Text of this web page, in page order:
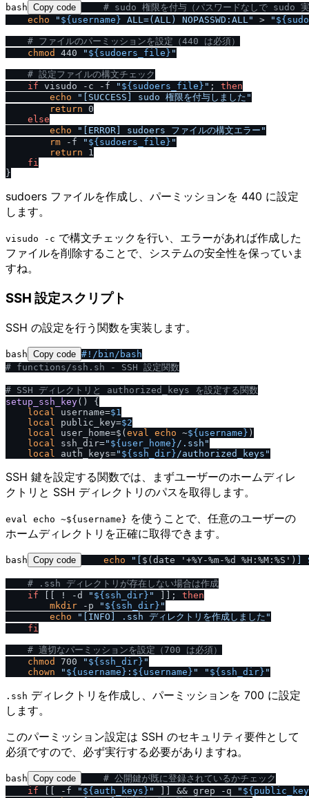
bash Copy code
# sudo 権限を付与（パスワードなしで sudo
echo
" ${username} ALL=(ALL) NOPASSWD:ALL" > "
# ファイルのパーミッションを設定（440 は必須）
chmod
440 " ${sudoers_file} "
# 設定ファイルの構文チェック
if visudo -c -f " ${sudoers_file} " ; then
echo
"[SUCCESS] sudo 権限を付与しました"
return 0
else
echo
"[ERROR] sudoers ファイルの構文エラー"
rm -f " ${sudoers_file} "
return 1
fi
sudoers ファイルを作成し、パーミッションを 440 に設定
します。
visudo -c で構文チェックを行い、エラーがあれば作成した
ファイルを削除することで、システムの安全性を保っていま
すね。
SSH 設定スクリプト
SSH の設定を行う関数を実装します。
bash Copy code #! / bin / bash
# functions /ssh.sh - SSH 設定関数
# SSH ディレクトリと authorized_keys を設定する関数
setup_ssh_key() {
local
username=$1
local
public_key=$2
local
user_home=$(eval echo ~${username} )
local
ssh_dir=" ${user_home} / .ssh"
local
auth_keys=" ${ssh_dir} /authorized_keys"
SSH 鍵を設定する関数では、まずユーザーのホームディレ
クトリと SSH ディレクトリのパスを取得します。
eval echo ~${username} を使うことで、任意のユーザーの
ホームディレクトリを正確に取得できます。
bash Copy code echo "[ $(date '+%Y-%m-%d %H:%M:%S') ]
# .ssh ディレクトリが存在しない場合は作成
if [[ ! -d " ${ssh_dir} " ]]; then
mkdir -p " ${ssh_dir} "
echo
"[INFO] .ssh ディレクトリを作成しました"
fi
# 適切なパーミッションを設定（700 は必須）
chmod
700 " ${ssh_dir} "
chown
" ${username} : ${username} " " ${ssh_dir} "
.ssh ディレクトリを作成し、パーミッションを 700 に設定
します。
このパーミッション設定は SSH のセキュリティ要件として
必須ですので、必ず実行する必要がありますね。
bash Copy code
# 公開鍵が既に登録されているかチェック
if [[ -f " ${auth_keys} " ]] && grep -q "